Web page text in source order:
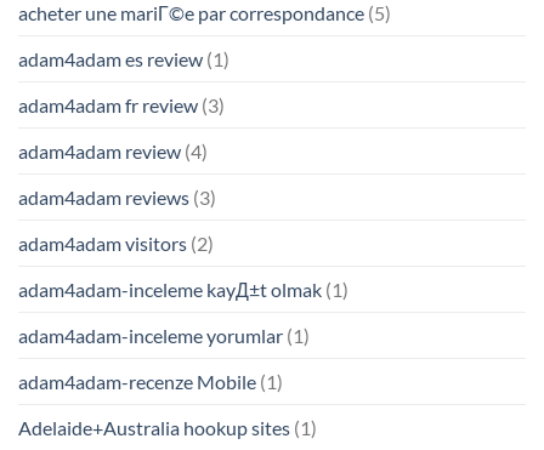
acheter une mariГ©e par correspondance (5)
adam4adam es review (1)
adam4adam fr review (3)
adam4adam review (4)
adam4adam reviews (3)
adam4adam visitors (2)
adam4adam-inceleme kayД±t olmak (1)
adam4adam-inceleme yorumlar (1)
adam4adam-recenze Mobile (1)
Adelaide+Australia hookup sites (1)